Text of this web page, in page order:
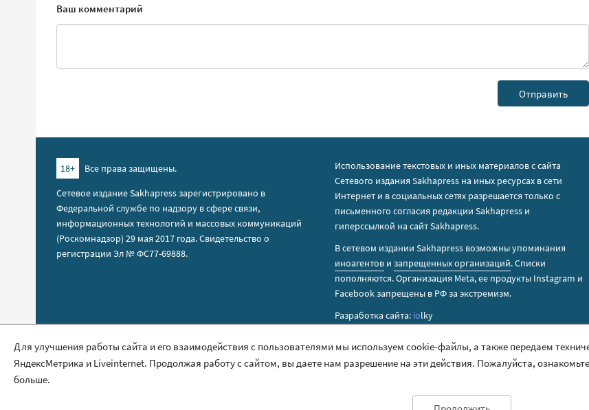
Ваш комментарий
18+
Все права защищены.
Сетевое издание Sakhapress зарегистрировано в
Федеральной службе по надзору в сфере связи,
информационных технологий и массовых коммуникаций
(Роскомнадзор) 29 мая 2017 года. Свидетельство о
регистрации Эл № ФС77-69888.
Использование текстовых и иных материалов с сайта
Сетевого издания Sakhapress на иных ресурсах в сети
Интернет и в социальных сетях разрешается только с
письменного согласия редакции Sakhapress и
гиперссылкой на сайт Sakhapress.
В сетевом издании Sakhapress возможны упоминания
иноагентов изапрещенных организаций. Списки
пополняются. Организация Metа, ее продукты Instagram и
Facebook запрещены в РФ за экстремизм.
Разработка сайта: iolky
Правила сайта
Политика обработки персональных данных
Для улучшения работы сайта и его взаимодействия с пользователями мы используем cookie-файлы, а также передаем
ЯндексМетрика и Liveinternet. Продолжая работу с сайтом, вы даете нам разрешение на эти действия. Пожалуйста,
больше.